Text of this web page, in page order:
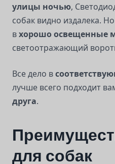
улицы ночью,
собак видно издалека.
вхорошо освещенные
светоотражающий
Все дело в
лучше всего подходит
друга.
для собак